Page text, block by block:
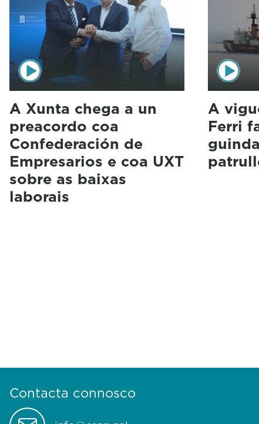
A Xunta chega a un
preacordo coa
Confederación de
Empresarios e coa UXT
sobre as baixas
laborais
A
Ferri
Contacta connosco